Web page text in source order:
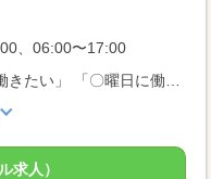
、06:00〜17:00
求人）